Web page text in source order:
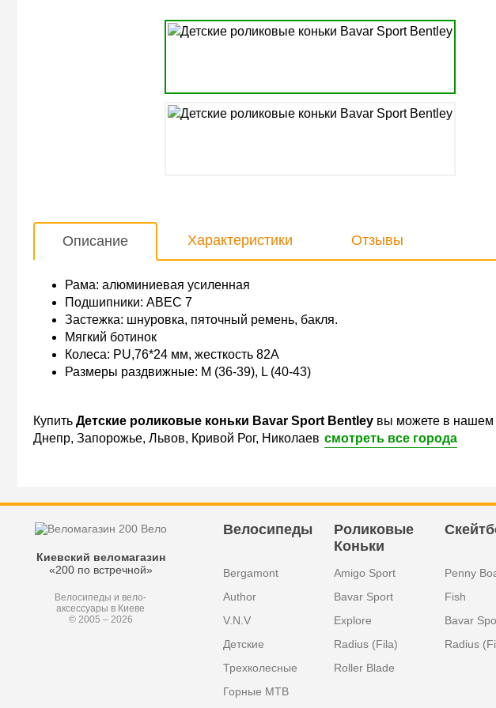
Описание Характеристики Отзывы
Рама: алюминиевая усиленная
Подшипники: ABEC 7
Застежка: шнуровка, пяточный ремень, бакля.
Мягкий ботинок
Колеса: PU,76*24 мм, жесткость 82А
Размеры раздвижные: M (36-39), L (40-43)
Купить Детские роликовые коньки Bavar Sport Bentley вы можете в нашем
Днепр, Запорожье, Львов, Кривой Рог, Николаев смотреть все города
Киевский веломагазин
«200 по встречной»
Велосипеды и вело-
аксессуары в Киеве
© 2005 – 2026
Велосипеды
Bergamont
Author
V.N.V
Детские
Трехколесные
Горные MTB
Роликовые
Коньки
Amigo Sport
Bavar Sport
Explore
Radius (Fila)
Roller Blade
Penny
Fish
Bavar
Radius